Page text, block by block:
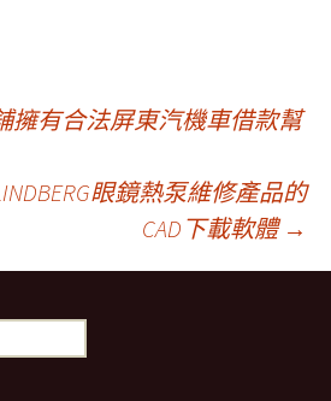
擁有合法屏東汽機車借款幫
眼鏡熱泵維修產品的
CAD下載軟體 →